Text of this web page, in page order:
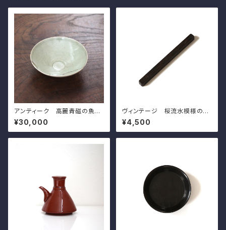
アンティーク 高麗青磁の魚模
様の碗 d15.9cm Antique G
oryeo Celadon Bowl, Engr
aved Design of Fish and W
¥30,000
ヴィンテージ 桜流水模様の文
鎮 l20.0cm Vintage Japan
ese Mteal Paperweight, C
arved Design of Sakura Ch
¥4,500